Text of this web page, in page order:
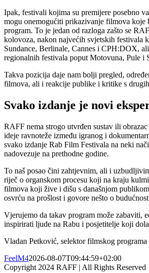
Ipak, festivali kojima su premijere posebno
mogu onemogućiti prikazivanje filmova koje
program. To je jedan od razloga zašto se
kolovoza, nakon najvećih svjetskih festivala
Sundance, Berlinale, Cannes i CPH:DOX,
regionalnih festivala poput Motovuna, Pule i
Takva pozicija daje nam bolji pregled,
filmova, ali i reakcije publike i kritike s
Svako izdanje je novi
RAFF nema strogo utvrđen sustav ili
ideje ravnoteže između igranog i
svako izdanje Rab Film Festivala na neki
nadovezuje na prethodne godine.
To naš posao čini zahtjevnim, ali i
riječ o organskom procesu koji na kraju
filmova koji žive i dišu s današnjom
osvrću na prošlost i govore nešto o
Vjerujemo da takav program može zabaviti,
inspirirati ljude na Rabu i posjetitelje koji
Vladan Petković, selektor filmskog
FeelM42026-08-07T09:44:59+02:00
Copyright 2024 RAFF | All Rights Reserved